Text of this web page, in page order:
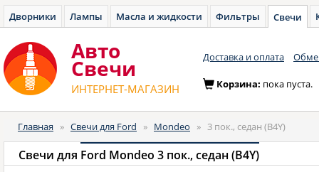
Дворники Лампы Масла и жидкости Фильтры Свечи
Авто
Cвечи
ИНТЕРНЕТ-МАГАЗИН
Доставка и оплата
Корзина: пока пуста.
Главная » Свечи для Ford » Mondeo » 3 пок., седан (B4Y)
Свечи для Ford Mondeo 3 пок., седан (B4Y)